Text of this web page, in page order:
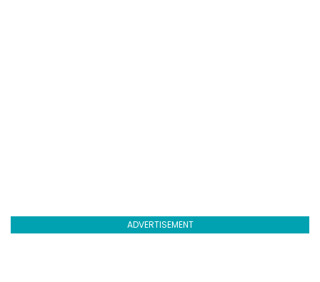
ADVERTISEMENT